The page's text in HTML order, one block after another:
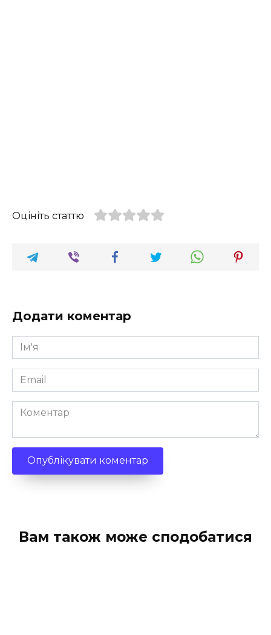
Оцініть статтю
Додати коментар
Ім'я
*
Email
*
Коментар
Вам також може сподобатися